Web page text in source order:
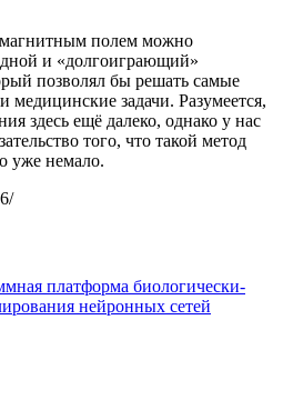
полем можно
и «долгоиграющий»
позволял бы решать самые
медицинские задачи. Разумеется,
здесь ещё далеко, однако у нас
того, что такой метод
уже немало.
платформа биологически-
нейронных сетей